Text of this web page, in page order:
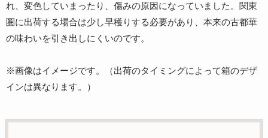
れ、変色していまったり、傷みの原因になっていました。関東
圏に出荷する場合は少し早穫りする必要があり、本来の古都華
の味わいを引き出しにくいのです。
※画像はイメージです。（出荷のタイミングによって箱のデザ
インは異なります。）